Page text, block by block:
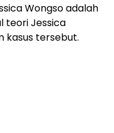
Wongso adalah
teori Jessica
kasus tersebut.